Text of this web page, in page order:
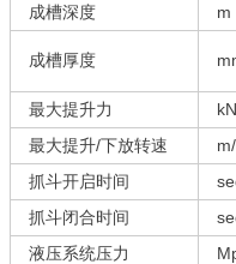
成槽深度 m
成槽厚度
最大提升力
kN
最大提升/下放转速
抓斗开启时间
抓斗闭合时间
液压系统压力